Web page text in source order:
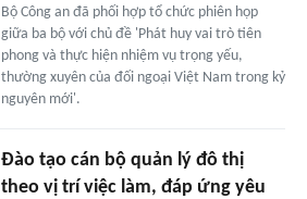
Bộ Công an đã phối hợp tổ chức phiên họp
giữa ba bộ với chủ đề 'Phát huy vai trò tiên
phong và thực hiện nhiệm vụ trọng yếu,
thường xuyên của đối ngoại Việt Nam trong kỷ
nguyên mới'.
Đào tạo cán bộ quản lý đô thị
theo vị trí việc làm, đáp ứng yêu